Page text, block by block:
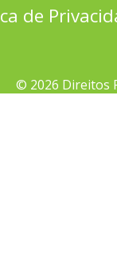
de
© 2026 Direitos